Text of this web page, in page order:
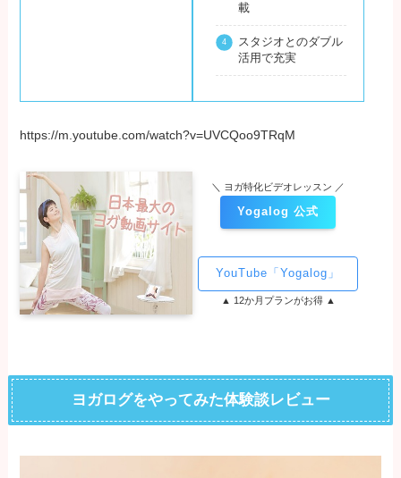
載
スタジオとのダブル
活用で充実
https://m.youtube.com/watch?v=UVCQoo9TRqM
＼ ヨガ特化ビデオレッスン ／
Yogalog 公式
YouTube「Yogalog」
▲ 12か月プランがお得 ▲
ヨガログをやってみた体験談レビュー